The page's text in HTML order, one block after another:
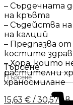
Търсене
– Сърдечната
на кръвта
– Съдейства
на калций
– Предпазва
костите
– Хора, които
растителни
храносмилане
15,63 € / 30,57